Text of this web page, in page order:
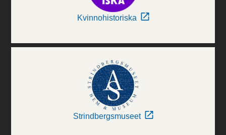
Kvinnohistoriska
Strindbergsmuseet